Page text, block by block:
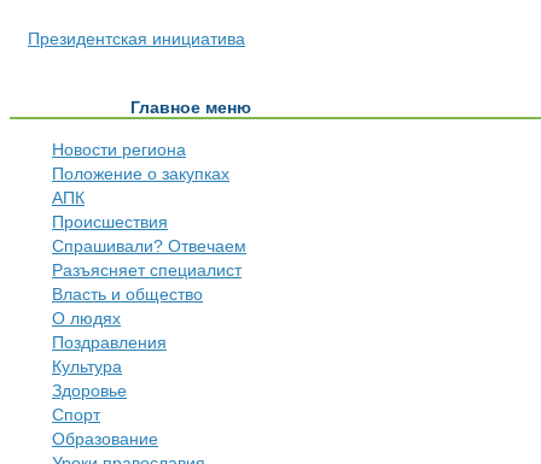
Президентская инициатива
Главное меню
Новости региона
Положение о закупках
АПК
Происшествия
Спрашивали? Отвечаем
Разъясняет специалист
Власть и общество
О людях
Поздравления
Культура
Здоровье
Спорт
Образование